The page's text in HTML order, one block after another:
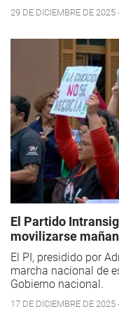
29 DE DICIEMBRE DE 2025
El Partido
movilizarse
El PI, presidido por
marcha nacional de
Gobierno nacional.
17 DE DICIEMBRE DE 2025